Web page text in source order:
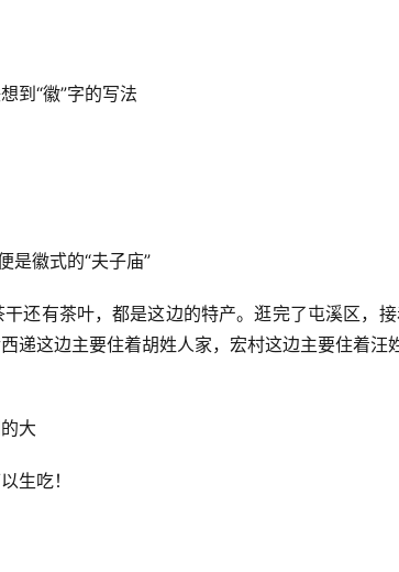
到“徽”字的写法
是徽式的“夫子庙”
还有茶叶，都是这边的特产。逛完了屯溪区，
递这边主要住着胡姓人家，宏村这边主要住着汪
大
生吃！